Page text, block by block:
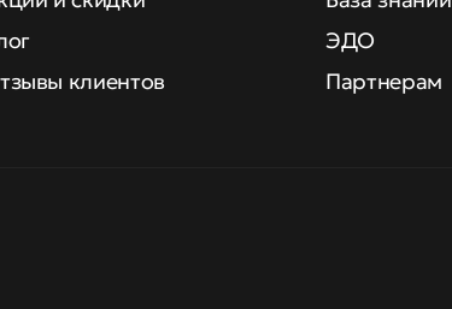
клиентов
ЭДО
Партнерам